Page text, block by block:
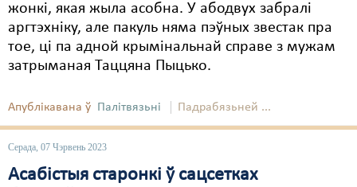
жонкі, якая жыла асобна. У абодвух забралі
аргтэхніку, але пакуль няма пэўных звестак пра
тое, ці па адной крымінальнай справе з мужам
затрыманая Таццяна Пыцько.
Апублікавана ў Палітвязьні Падрабязьней ...
Серада, 07 Чэрвень 2023
Асабістыя старонкі ў сацсетках